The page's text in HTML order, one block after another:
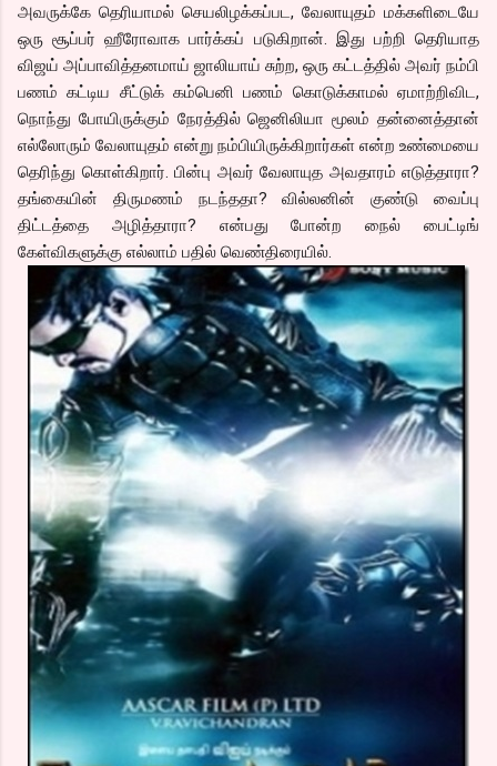
அவருக்கே தெரியாமல் செயலிழக்கப்பட, வேலாயுதம் மக்களிடையே
ஒரு சூப்பர் ஹீரோவாக பார்க்கப் படுகிறான். இது பற்றி தெரியாத
விஜய் அப்பாவித்தனமாய் ஜாலியாய் சுற்ற, ஒரு கட்டத்தில் அவர் நம்பி
பணம் கட்டிய சீட்டுக் கம்பெனி பணம் கொடுக்காமல் ஏமாற்றிவிட,
நொந்து போயிருக்கும் நேரத்தில் ஜெனிலியா மூலம் தன்னைத்தான்
எல்லோரும் வேலாயுதம் என்று நம்பியிருக்கிறார்கள் என்ற உண்மையை
தெரிந்து கொள்கிறார். பின்பு அவர் வேலாயுத அவதாரம் எடுத்தாரா?
தங்கையின் திருமணம் நடந்ததா? வில்லனின் குண்டு வைப்பு
திட்டத்தை அழித்தாரா? என்பது போன்ற நைல் பைட்டிங்
கேள்விகளுக்கு எல்லாம் பதில் வெண்திரையில்.